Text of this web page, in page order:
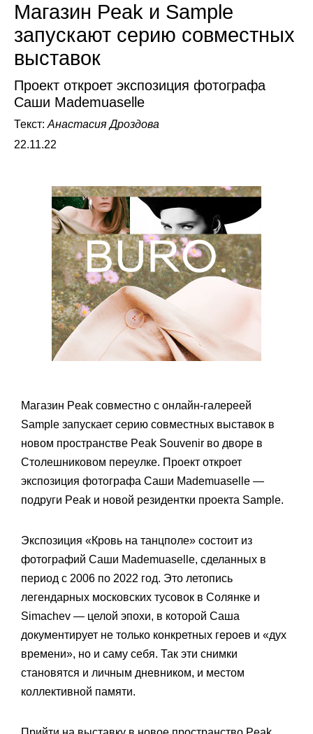
Магазин Peak и Sample
запускают серию совместных
выставок
Проект откроет экспозиция фотографа
Саши Mademuaselle
Текст: Анастасия Дроздова
22.11.22
Магазин Peak совместно с онлайн-галереей
Sample запускает серию совместных выставок в
новом пространстве Peak Souvenir во дворе в
Столешниковом переулке. Проект откроет
экспозиция фотографа Саши Mademuaselle —
подруги Peak и новой резидентки проекта Sample.
Экспозиция «Кровь на танцполе» состоит из
фотографий Саши Mademuaselle, сделанных в
период с 2006 по 2022 год. Это летопись
легендарных московских тусовок в Солянке и
Simachev — целой эпохи, в которой Саша
документирует не только конкретных героев и «дух
времени», но и саму себя. Так эти снимки
становятся и личным дневником, и местом
коллективной памяти.